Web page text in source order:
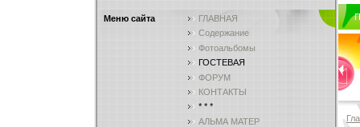
Меню сайта
ГЛАВНАЯ
Содержание
Фотоальбомы
ГОСТЕВАЯ
ФОРУМ
КОНТАКТЫ
* * *
АЛЬМА МАТЕР